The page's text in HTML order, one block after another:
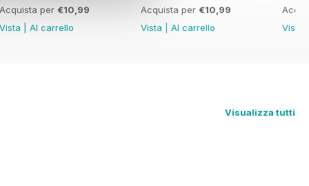
Acquista per €10,99
Vista
Al carrello
Acquista per €10,99
Vista
Al carrello
Vista
Visualizza tutti